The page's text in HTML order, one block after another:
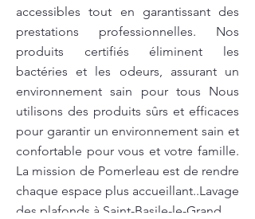
accessibles tout en garantissant des
prestations professionnelles. Nos
produits certifiés éliminent les
bactéries et les odeurs, assurant un
environnement sain pour tous Nous
utilisons des produits sûrs et efficaces
pour garantir un environnement sain et
confortable pour vous et votre famille.
La mission de Pomerleau est de rendre
chaque espace plus accueillant..Lavage
des plafonds à Saint-Basile-le-Grand